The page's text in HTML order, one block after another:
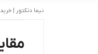
نیما دتکتور |